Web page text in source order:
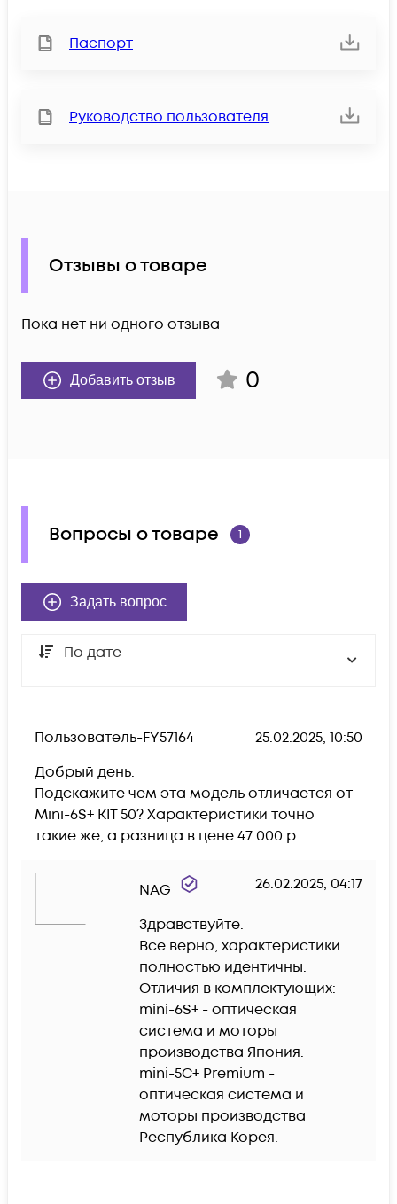
Паспорт
Руководство пользователя
Отзывы о товаре
Пока нет ни одного отзыва
Добавить отзыв 0
Вопросы о товаре 1
Задать вопрос
По дате
Пользователь-FY57164
25.02.2025, 10:50
Добрый день.
Подскажите чем эта модель отличается от
Mini-6S+ KIT 50? Характеристики точно
такие же, а разница в цене 47 000 р.
NAG 26.02.2025, 04:17
Здравствуйте.
Все верно, характеристики
полностью идентичны.
Отличия в комплектующих:
mini-6S+ - оптическая
система и моторы
производства Япония.
mini-5C+ Premium -
оптическая система и
моторы производства
Республика Корея.